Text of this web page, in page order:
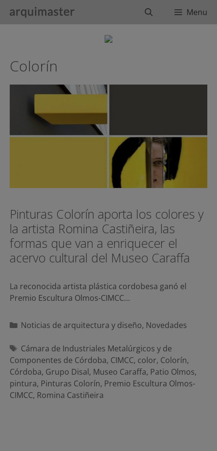
BuscarMenu
Colorín
Pinturas Colorín aporta los colores y
la artista Romina Castiñeira, las
formas que van a enriquecer el
acervo cultural del Museo Caraffa
La reconocida artista plástica cordobesa ganó el
Premio Escultura Olmos-CIMCC…
Categorías
Noticias de arquitectura y diseño, Novedades
Etiquetas
Cámara de Industriales Metalúrgicos y de
Componentes de Córdoba, CIMCC, color, Colorín,
Córdoba, Grupo Disal, Museo Caraffa, Patio Olmos,
pintura, Pinturas Colorín, Premio Escultura Olmos-
CIMCC, Romina Castiñeira